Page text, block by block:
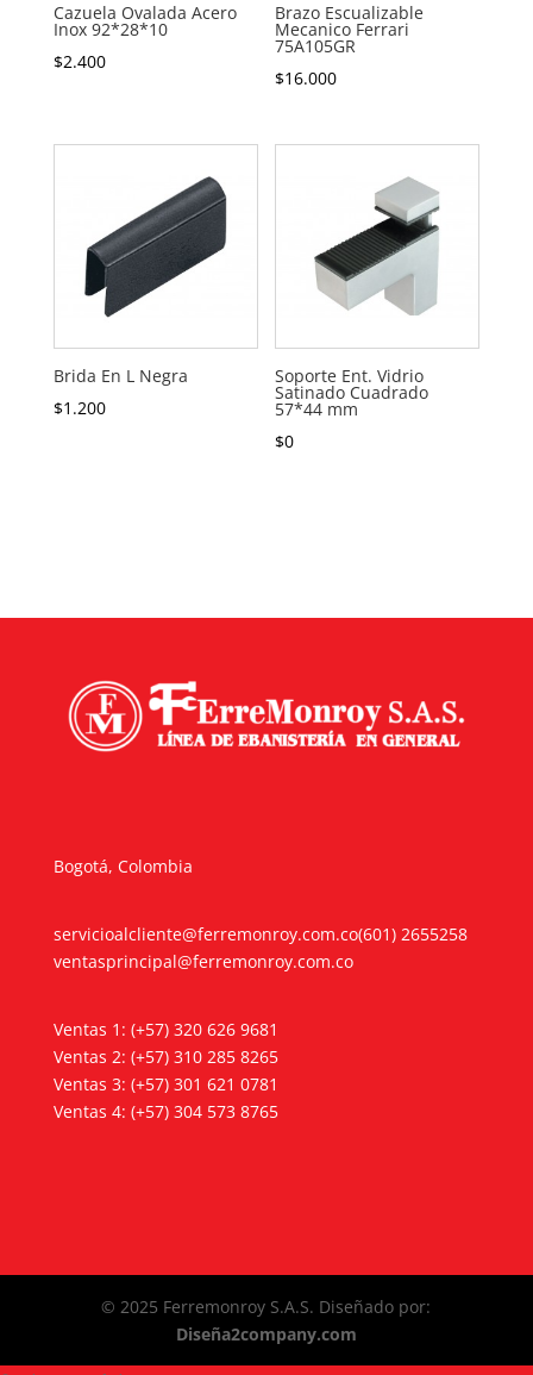
Cazuela Ovalada Acero
Inox 92*28*10
$2.400
Brazo Escualizable
Mecanico Ferrari
75A105GR
$16.000
Brida En L Negra
$1.200
Soporte Ent. Vidrio
Satinado Cuadrado
57*44 mm
$0
Bogotá, Colombia
servicioalcliente@ferremonroy.com.co
ventasprincipal@ferremonroy.com.co
(601) 2655258
Ventas 1: (+57) 320 626 9681
Ventas 2: (+57) 310 285 8265
Ventas 3: (+57) 301 621 0781
Ventas 4: (+57) 304 573 8765
© 2025 Ferremonroy S.A.S. Diseñado por:
Diseña2company.com